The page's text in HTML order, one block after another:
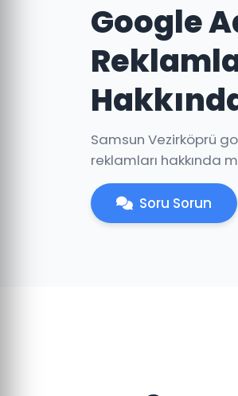
Google
Samsun Vezirköprü
reklamları hakkında
Soru Sorun